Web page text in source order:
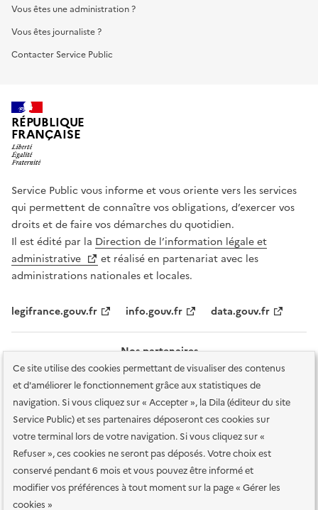
Ce site utilise des cookies permettant de visualiser des contenus
et d'améliorer le fonctionnement grâce aux statistiques de
navigation. Si vous cliquez sur « Accepter », la Dila (éditeur du site
Service Public) et ses partenaires déposeront ces cookies sur
votre terminal lors de votre navigation. Si vous cliquez sur «
Refuser », ces cookies ne seront pas déposés. Votre choix est
conservé pendant 6 mois et vous pouvez être informé et
modifier vos préférences à tout moment sur la page « Gérer les
cookies »
Vous êtes une administration ?
Vous êtes journaliste ?
Contacter Service Public
RÉPUBLIQUE
FRANÇAISE
Service Public vous informe et vous oriente vers les services
qui permettent de connaître vos obligations, d’exercer vos
droits et de faire vos démarches du quotidien.
Il est édité par la Direction de l’information légale et
administrative
et réalisé en partenariat avec les
administrations nationales et locales.
legifrance.gouv.fr info.gouv.fr data.gouv.fr
Nos partenaires
Plan du site Accessibilité : totalement conforme
Accessibilité des
services en ligne Mentions légales Données personnelles et sécurité
Conditions générales d'utilisation Gestion des cookies